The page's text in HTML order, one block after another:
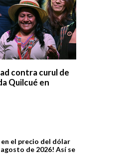
contra curul de
Quilcué en
el precio del dólar
de 2026! Así se